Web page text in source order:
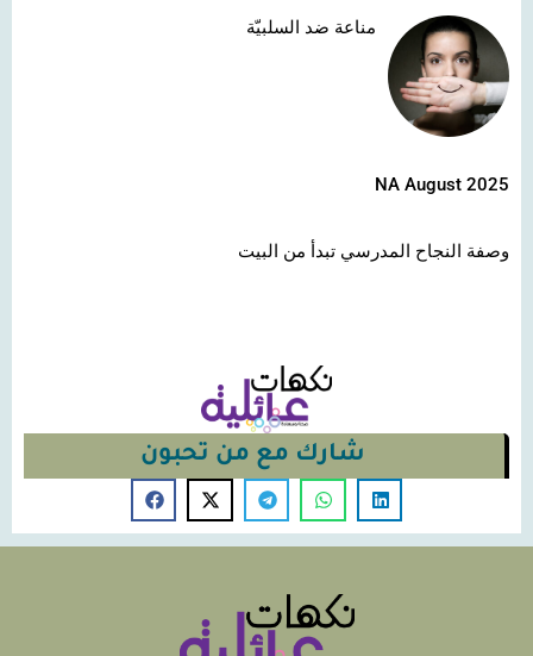
مناعة ضد السلبيّة
NA August 2025
وصفة النجاح المدرسي تبدأ من البيت
شارك مع من تحبون